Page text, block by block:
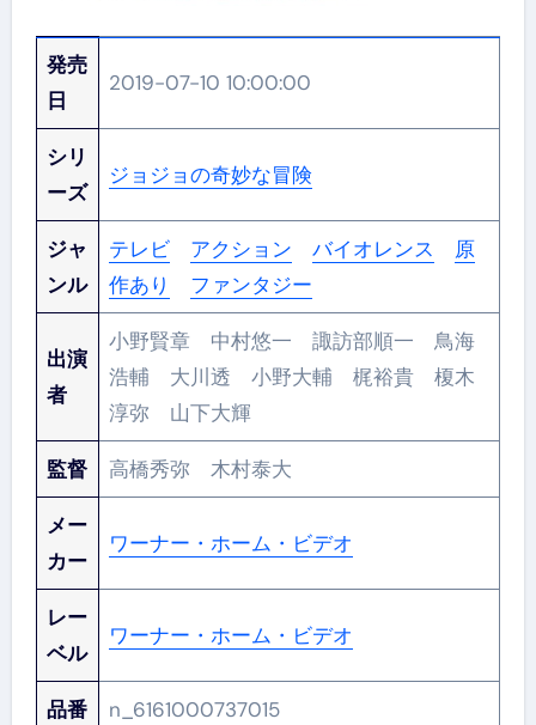
発売
日
2019-07-10 10:00:00
シリ
ーズ
ジョジョの奇妙な冒険
ジャ
ンル
テレビ アクション バイオレンス
原
作あり
ファンタジー
出演
者
小野賢章 中村悠一 諏訪部順一 鳥海
浩輔 大川透 小野大輔 梶裕貴 榎木
淳弥 山下大輝
監督 高橋秀弥 木村泰大
メー
カー
ワーナー・ホーム・ビデオ
レー
ベル
ワーナー・ホーム・ビデオ
品番 n_6161000737015